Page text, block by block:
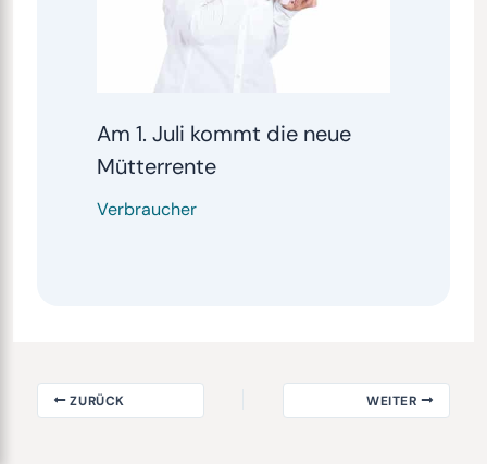
Am 1. Juli kommt die neue
Mütterrente
Verbraucher
ZURÜCK WEITER